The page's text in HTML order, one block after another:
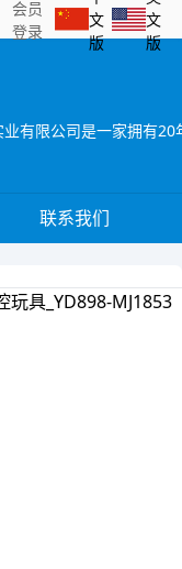
会员
登录
文
版
文
版
联系我们